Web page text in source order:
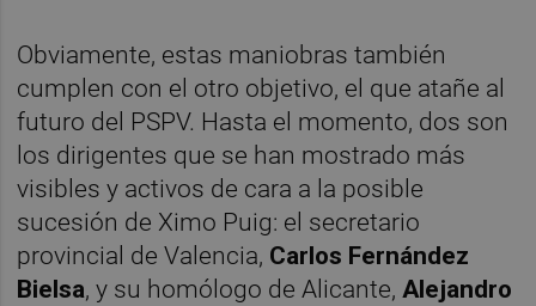
Obviamente, estas maniobras también
cumplen con el otro objetivo, el que atañe al
futuro del PSPV. Hasta el momento, dos son
los dirigentes que se han mostrado más
visibles y activos de cara a la posible
sucesión de Ximo Puig: el secretario
provincial de Valencia, Carlos Fernández
Bielsa, y su homólogo de Alicante,Alejandro